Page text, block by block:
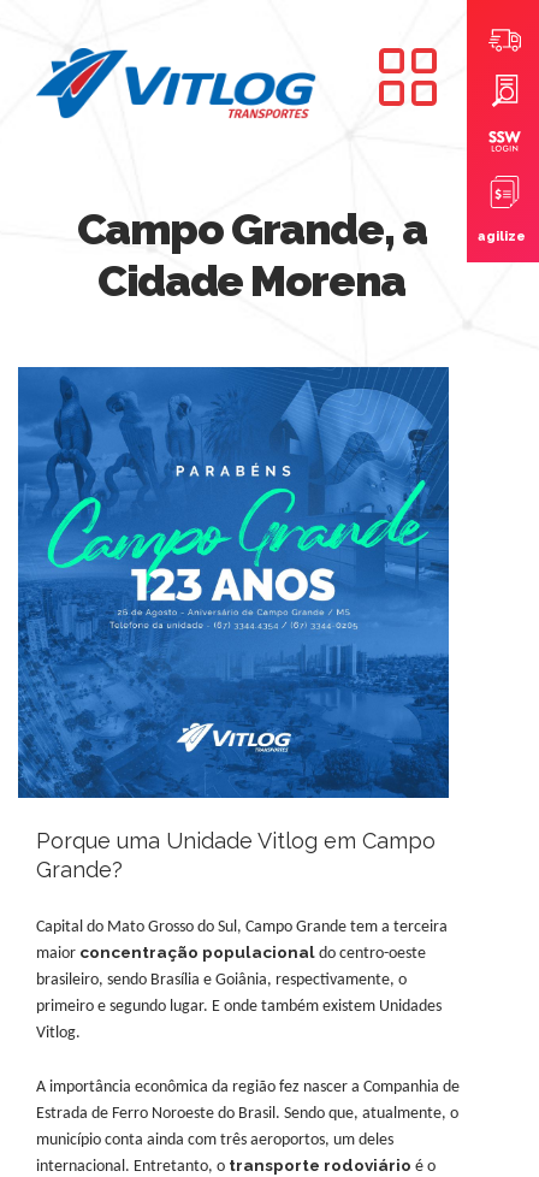
Campo Grande, a
Cidade Morena
Porque uma Unidade Vitlog em Campo
Grande?
Capital do Mato Grosso do Sul, Campo Grande tem a terceira
maior concentração populacional do centro-oeste
brasileiro, sendo Brasília e Goiânia, respectivamente, o
primeiro e segundo lugar. E onde também existem Unidades
Vitlog.
A importância econômica da região fez nascer a Companhia de
Estrada de Ferro Noroeste do Brasil. Sendo que, atualmente, o
município conta ainda com três aeroportos, um deles
internacional. Entretanto, o transporte rodoviário é o
agilize